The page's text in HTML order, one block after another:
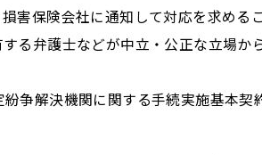
害保険会社に通知して対応を求める
る弁護士などが中立・公正な立場か
争解決機関に関する手続実施基本